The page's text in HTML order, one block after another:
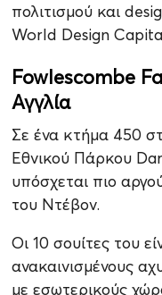
πολιτισμού και
World Design
Fowlescombe
Αγγλία
Σε ένα κτήμα 450
Εθνικού Πάρκου
υπόσχεται πιο
του Ντέβον.
Οι 10 σουίτες του
ανακαινισμένους
με εσωτερικούς